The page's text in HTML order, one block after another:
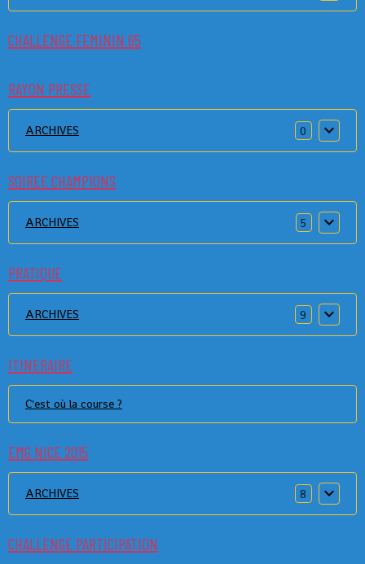
CHALLENGE FEMININ 65
RAYON PRESSE
ARCHIVES 0
SOIREE CHAMPIONS
ARCHIVES 5
PRATIQUE
ARCHIVES 9
ITINERAIRE
C'est où la course ?
EMG NICE 2015
ARCHIVES 8
CHALLENGE PARTICIPATION